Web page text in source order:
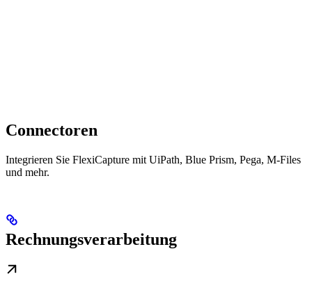
Connectoren
Integrieren Sie FlexiCapture mit UiPath, Blue Prism, Pega, M-Files
und mehr.
Rechnungsverarbeitung